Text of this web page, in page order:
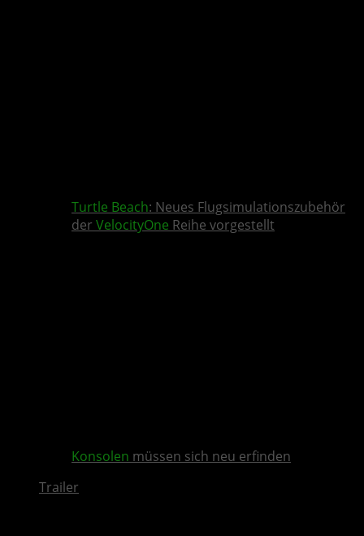
Turtle Beach: Neues Flugsimulationszubehör
der VelocityOne Reihe vorgestellt
Konsolen müssen sich neu erfinden
Trailer